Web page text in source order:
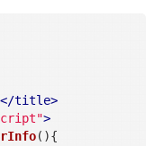
</title>
>
( ){